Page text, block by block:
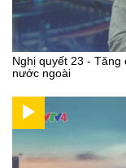
Nghị quyết 23 -
nước ngoài